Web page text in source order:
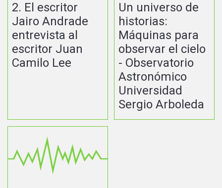
2. El escritor
Jairo Andrade
entrevista al
escritor Juan
Camilo Lee
Un universo de
historias:
Máquinas para
observar el cielo
- Observatorio
Astronómico
Universidad
Sergio Arboleda